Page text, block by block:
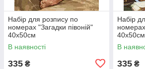
Набір для розпису по
номерах "Загадки півоній"
40х50см
В наявності
335 ₴
Набір
40х50см
В
335 ₴